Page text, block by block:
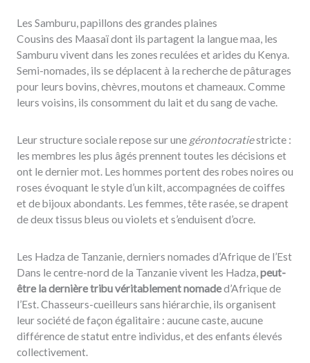
Les Samburu, papillons des grandes plaines
Cousins des Maasaï dont ils partagent la langue maa, les
Samburu vivent dans les zones reculées et arides du Kenya.
Semi-nomades, ils se déplacent à la recherche de pâturages
pour leurs bovins, chèvres, moutons et chameaux. Comme
leurs voisins, ils consomment du lait et du sang de vache.
Leur structure sociale repose sur une gérontocratiestricte :
les membres les plus âgés prennent toutes les décisions et
ont le dernier mot. Les hommes portent des robes noires ou
roses évoquant le style d’un kilt, accompagnées de coiffes
et de bijoux abondants. Les femmes, tête rasée, se drapent
de deux tissus bleus ou violets et s’enduisent d’ocre.
Les Hadza de Tanzanie, derniers nomades d’Afrique de l’Est
Dans le centre-nord de la Tanzanie vivent les Hadza,peut-
être la dernière tribu véritablement nomaded’Afrique de
l’Est. Chasseurs-cueilleurs sans hiérarchie, ils organisent
leur société de façon égalitaire : aucune caste, aucune
différence de statut entre individus, et des enfants élevés
collectivement.